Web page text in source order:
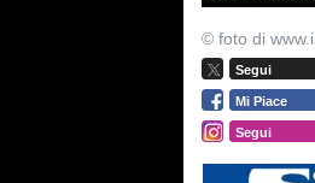
© foto di
Segui
Mi Piace
Segui